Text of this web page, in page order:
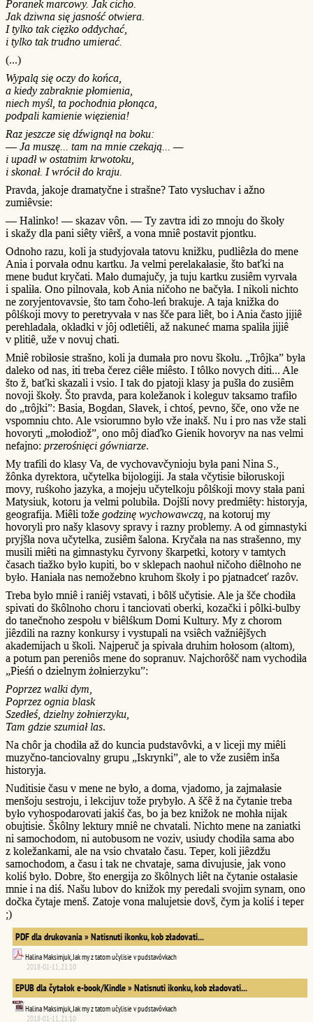
Poranek marcowy. Jak cicho.
Jak dziwna się jasność otwiera.
I tylko tak ciężko oddychać,
i tylko tak trudno umierać.
(...)
Wypalą się oczy do końca,
a kiedy zabraknie płomienia,
niech myśl, ta pochodnia płonąca,
podpali kamienie więzienia!
Raz jeszcze się dźwignął na boku:
—Ja muszę... tam na mnie czekają... —
i upadł w ostatnim krwotoku,
i skonał. I wrócił do kraju.
Pravda, jakoje dramatyčne i strašne? Tato vysłuchav i ažno
zumiêvsie:
— Halinko! — skazav vôn. — Ty zavtra idi zo mnoju do škoły
i skažy dla pani siêty viêrš, a vona mniê postavit pjontku.
Odnoho razu, koli ja studyjovała tatovu knižku, pudliêzła do mene
Ania i porvała odnu kartku. Ja velmi perelakałasie, što baťki na
mene budut kryčati. Mało dumajučy, ja tuju kartku zusiêm vyrvała
i spaliła. Ono pilnovała, kob Ania ničoho ne bačyła. I nikoli nichto
ne zoryjentovavsie, što tam čoho-leń brakuje. A taja knižka do
pôlśkoji movy to peretryvała v nas šče para liêt, bo i Ania často jijiê
perehladała, okładki v jôj odletiêli, až nakuneć mama spaliła jijiê
v plitiê, uže v novuj chati.
Mniê robiłosie strašno, koli ja dumała pro novu škołu. „Trôjka” była
daleko od nas, iti treba čerez ciêłe miêsto. I tôlko novych diti... Ale
što ž, baťki skazali i vsio. I tak do pjatoji klasy ja pušła do zusiêm
novoji škoły. Što pravda, para koležanok i koleguv taksamo trafiło
do „trôjki”: Basia, Bogdan, Słavek, i chtoś, pevno, šče, ono vže ne
vspomniu chto. Ale vsiorumno było vže inakš. Nu i pro nas vže stali
hovoryti „mołodiož”, ono môj diaďko Gienik hovoryv na nas velmi
nefajno: przerośnięci gówniarze.
My trafili do klasy Va, de vychovavčynioju była pani Nina S.,
žônka dyrektora, učytelka bijologiji. Ja stała včytisie biłoruskoji
movy, ruśkoho jazyka, a mojeju učytelkoju pôlśkoji movy stała pani
Matysiuk, kotoru ja velmi polubiła. Dojšli novy predmiêty: historyja,
geografija. Miêli tože godzinę wychowawczą , na kotoruj my
hovoryli pro našy klasovy spravy i razny problemy. A od gimnastyki
pryjšła nova učytelka, zusiêm šalona. Kryčała na nas strašenno, my
musili miêti na gimnastyku čyrvony škarpetki, kotory v tamtych
časach tiažko było kupiti, bo v sklepach naohuł ničoho diêlnoho ne
było. Haniała nas nemožebno kruhom škoły i po pjatnadceť razôv.
Treba było mniê i raniêj vstavati, i bôlš učytisie. Ale ja šče chodiła
spivati do škôlnoho choru i tanciovati oberki, kozački i pôlki-bulby
do tanečnoho zespołu v biêlśkum Domi Kultury. My z chorom
jiêzdili na razny konkursy i vystupali na vsiêch važniêjšych
akademijach u školi. Najperuč ja spivała druhim hołosom (altom),
a potum pan pereniôs mene do sopranuv. Najchorôšč nam vychodiła
„Pieśń o dzielnym żołnierzyku”:
Poprzez walki dym,
Poprzez ognia blask
Szedłeś, dzielny żołnierzyku,
Tam gdzie szumiał las.
Na chôr ja chodiła až do kuncia pudstavôvki, a v liceji my miêli
muzyčno-tanciovalny grupu „Iskrynki”, ale to vže zusiêm inša
historyja.
Nuditisie času v mene ne było, a doma, vjadomo, ja zajmałasie
menšoju sestroju, i lekcijuv tože prybyło. A ščê ž na čytanie treba
było vyhospodarovati jakiś čas, bo ja bez knižok ne mohła nijak
obujtisie. Škôlny lektury mniê ne chvatali. Nichto mene na zaniatki
ni samochodom, ni autobusom ne voziv, usiudy chodiła sama abo
z koležankami, ale na vsio chvatało času. Teper, koli jiêzdžu
samochodom, a času i tak ne chvataje, sama divujusie, jak vono
koliś było. Dobre, što energija zo škôlnych liêt na čytanie ostałasie
mnie i na diś. Našu lubov do knižok my peredali svojim synam, ono
dočka čytaje menš. Zatoje vona malujetsie dovš, čym ja koliś i teper
;)
PDF dla drukovania » Natisnuti ikonku, kob zładovati...
Halina Maksimjuk, Jak my z tatom učylisie v pudstavôvkach
2018-01-11, 21:10
EPUB dla čytałok e-book/Kindle » Natisnuti ikonku, kob zładovati...
Halina Maksimjuk, Jak my z tatom učylisie v pudstavôvkach
2018-01-11, 21:10